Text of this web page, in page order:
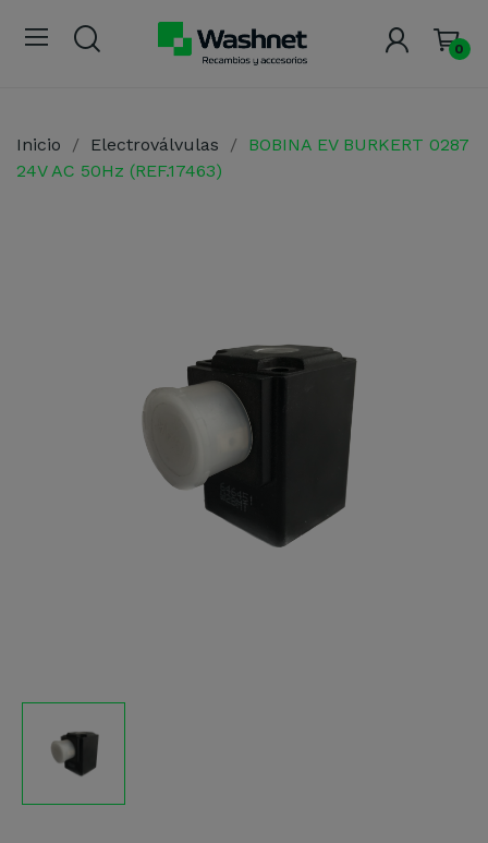
0
Inicio Electroválvulas
BOBINA EV BURKERT 0287
24V AC 50Hz (REF.17463)